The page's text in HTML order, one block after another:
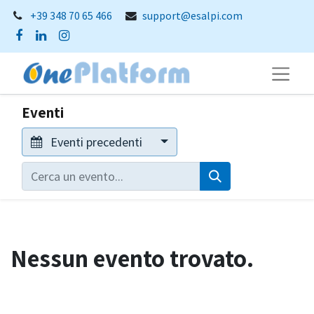
+39 348 70 65 466 support@esalpi.com
Eventi
Eventi precedenti
Nessun evento trovato.